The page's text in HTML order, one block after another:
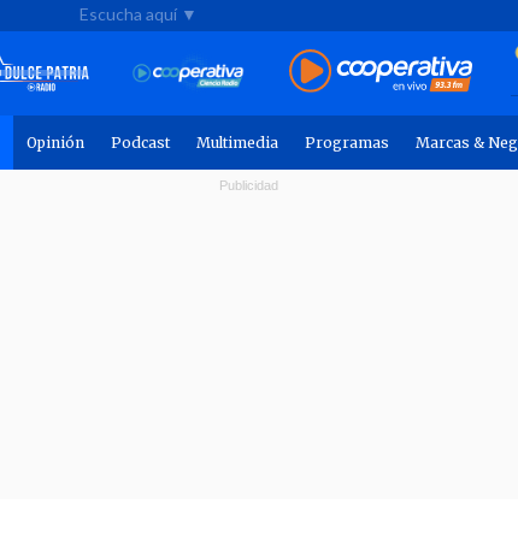
Escucha aquí ▼
Opinión Podcast Multimedia Programas Marcas &